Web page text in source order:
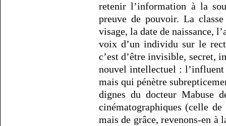
retenir l’information à la
preuve de pouvoir. La
visage, la date de naissance,
voix d’un individu sur le
c’est d’être invisible, secret,
nouvel intellectuel : l’influent
mais qui pénètre
dignes du docteur Mabuse
cinématographiques (celle
mais de grâce, revenons-en à